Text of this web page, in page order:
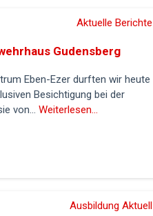
Aktuelle Berichte
Gudensberg
Eben-Ezer durften wir heute
Besichtigung bei der
von... Weiterlesen...
Ausbildung Aktuell